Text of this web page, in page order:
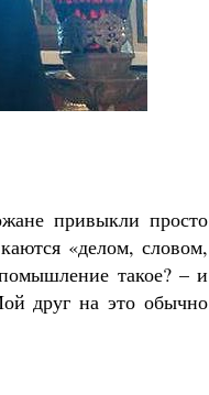
привыкли просто
«делом, словом,
такое? – и
друг на это обычно